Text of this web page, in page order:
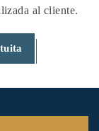
al cliente.